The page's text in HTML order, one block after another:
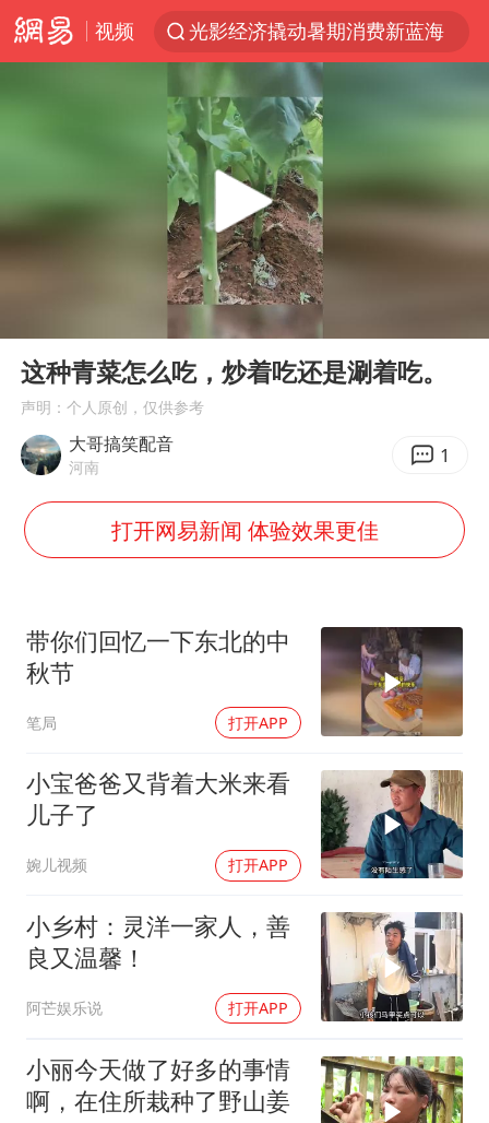
视频
光影经济撬动暑期消费新蓝海
浙江上海等地有大雨或暴雨
“新疆的交警怎么个个像我妈”
情侣平潭拍日出坠崖1死1伤
白海豚将正面袭击贯穿浙江
商场现钱学森巨幅海报 负责人回应
杭州全市有序停课
乐享全民健身 共筑健康中国
Play
这种青菜怎么吃，炒着吃还是涮着吃。
声明：个人原创，仅供参考
大哥搞笑配音
河南 1
打开网易新闻 体验效果更佳
带你们回忆一下东北的中
秋节
笔局 打开APP
小宝爸爸又背着大米来看
儿子了
婉儿视频 打开APP
小乡村：灵洋一家人，善
良又温馨！
阿芒娱乐说 打开APP
小丽今天做了好多的事情
啊，在住所栽种了野山姜